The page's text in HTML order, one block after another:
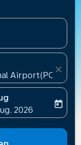
Airport(POS),
close
labelreturn-date-
2026
today